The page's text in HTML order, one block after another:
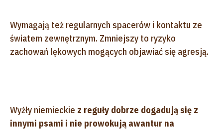
Wymagają też regularnych spacerów i kontaktu ze
światem zewnętrznym. Zmniejszy to ryzyko
zachowań lękowych mogących objawiać się agresją.
Wyżły niemieckie z reguły dobrze dogadują się z
innymi psami i nie prowokują awantur na